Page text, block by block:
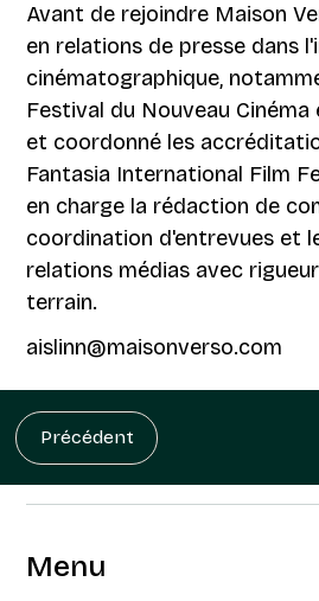
Avant de rejoindre Maison
en relations de presse dans
cinématographique,
Festival du Nouveau Cinéma
et coordonné les
Fantasia International Film
en charge la rédaction de
coordination d'entrevues et
relations médias avec
terrain.
aislinn@maisonverso.com
Précédent
Menu